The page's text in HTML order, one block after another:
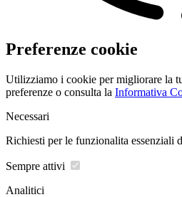
Preferenze cookie
Utilizziamo i cookie per migliorare la
preferenze o consulta la Informativa
Necessari
Richiesti per le funzionalita essenziali
Sempre attivi
Analitici